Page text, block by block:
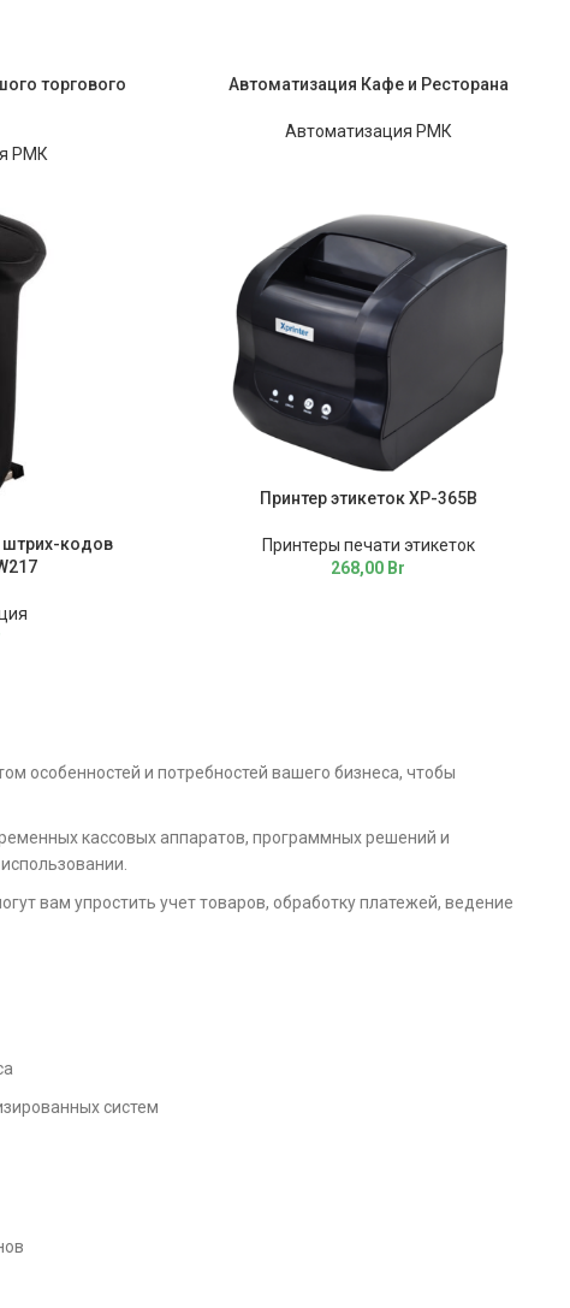
торгового
РМК
Автоматизация Кафе и Ресторана
Автоматизация РМК
штрих-кодов
Принтер этикеток ХР-365B
Принтеры печати этикеток
268,00 Br
особенностей и потребностей вашего бизнеса, чтобы
кассовых аппаратов, программных решений и
вам упростить учет товаров, обработку платежей, ведение
систем